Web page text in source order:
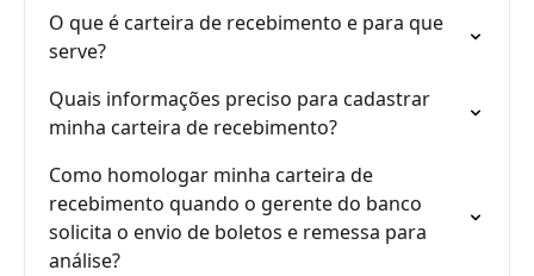
O que é carteira de recebimento e para que
serve?
Quais informações preciso para cadastrar
minha carteira de recebimento?
Como homologar minha carteira de
recebimento quando o gerente do banco
solicita o envio de boletos e remessa para
análise?